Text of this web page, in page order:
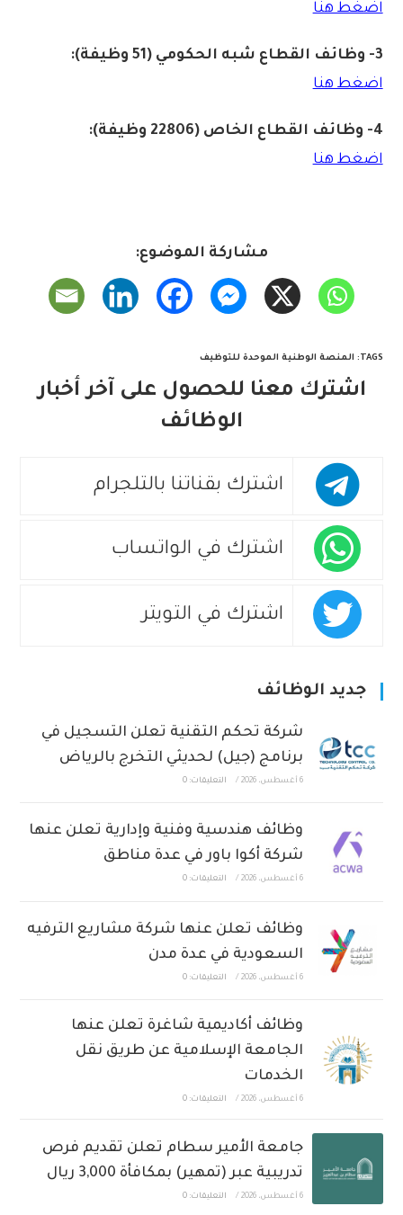
اضغط هنا
3- وظائف القطاع شبه الحكومي (51 وظيفة):
اضغط هنا
4- وظائف القطاع الخاص (22806 وظيفة):
اضغط هنا
مشاركة الموضوع:
TAGS
: المنصة الوطنية الموحدة للتوظيف
اشترك معنا للحصول على آخر أخبار
الوظائف
اشترك بقناتنا بالتلجرام
اشترك في الواتساب
اشترك في التويتر
جديد الوظائف
شركة تحكم التقنية تعلن التسجيل في
برنامج (جيل) لحديثي التخرج بالرياض
6 أغسطس، 2026 / التعليقات: 0
وظائف هندسية وفنية وإدارية تعلن عنها
شركة أكوا باور في عدة مناطق
6 أغسطس، 2026 / التعليقات: 0
وظائف تعلن عنها شركة مشاريع الترفيه
السعودية في عدة مدن
6 أغسطس، 2026 / التعليقات: 0
وظائف أكاديمية شاغرة تعلن عنها
الجامعة الإسلامية عن طريق نقل
الخدمات
6 أغسطس، 2026 / التعليقات: 0
جامعة الأمير سطام تعلن تقديم فرص
تدريبية عبر (تمهير) بمكافأة 3,000 ريال
6 أغسطس، 2026 / التعليقات: 0